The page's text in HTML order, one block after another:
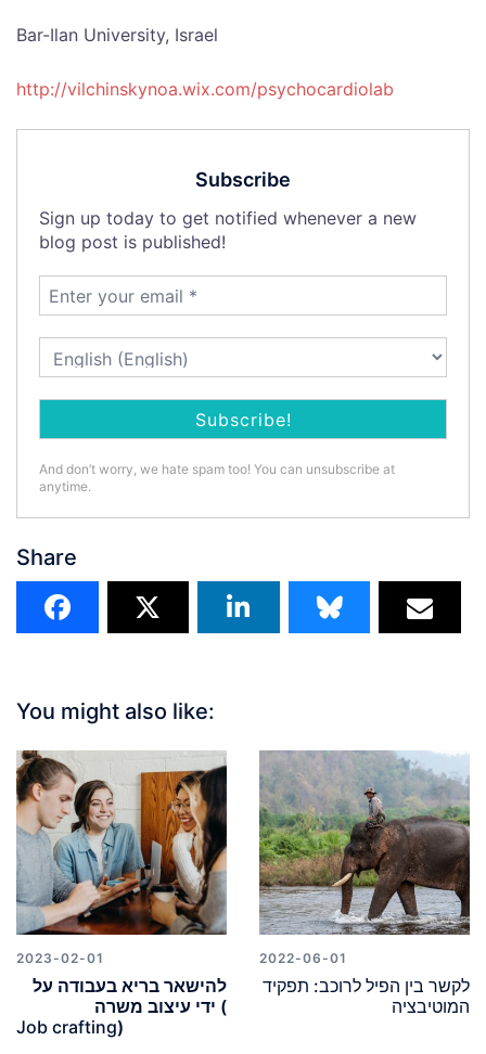
Bar-Ilan University, Israel
http://vilchinskynoa.wix.com/psychocardiolab
Subscribe
Sign up today to get notified whenever a new
blog post is published!
And don’t worry, we hate spam too! You can unsubscribe at
anytime.
Share
You might also like:
2023-02-01
להישאר בריא בעבודה על
ידי עיצוב משרה (
Job crafting)
2022-06-01
לקשר בין הפיל לרוכב: תפקיד
המוטיבציה